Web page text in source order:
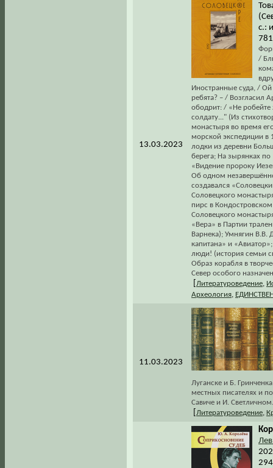
13.03.2023
с.:
/
Иностранные суда, /
ребята? – / Возгласил
ободрит: / «Не робейте
солдату..." (Из
монастыря во время
морской экспедиции в
лодки из деревни
берега; На зырянках
«Видение пророку
Об одном
создавался
Соловецкого
пирс в
Соловецкого
«Вера» в Партии
Варнека); Умнягин В.В.
капитана» и
люди! (история семьи
Образ корабля в
Север особого
Литературоведение
Археология
11.03.2023
Луганске и Б.
местных писателях и
Савиче и И. Светличном.
Литературоведение